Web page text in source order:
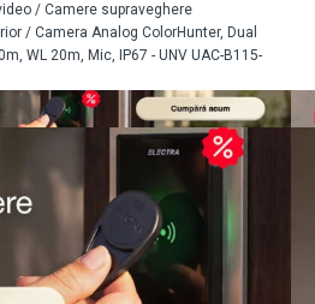
/ Camere supraveghere
/ Camera Analog ColorHunter, Dual
WL 20m, Mic, IP67 - UNV UAC-B115-